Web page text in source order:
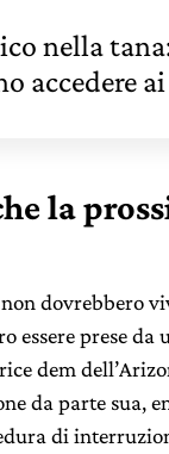
nella
accedere
la
non dovrebbero
essere prese
dem
da parte sua,
di